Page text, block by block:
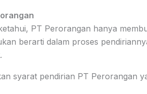
PT Perorangan hanya
berarti dalam proses
syarat pendirian PT Perorangan